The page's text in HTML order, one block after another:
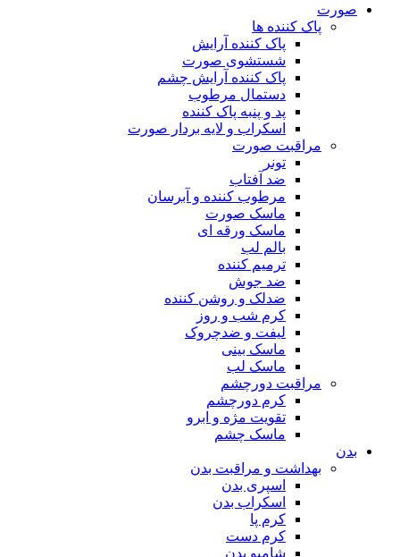
صورت
پاک کننده ها
پاک کننده آرایش
شستشوی صورت
پاک کننده آرایش چشم
دستمال مرطوب
پد و پنبه پاک کننده
اسکراب و لایه بردار صورت
مراقبت صورت
تونر
ضد آفتاب
مرطوب کننده و آبرسان
ماسک صورت
ماسک ورقه ای
بالم لب
ترمیم کننده
ضد جوش
ضدلک و روشن کننده
کرم شب و روز
لیفت و ضدچروک
ماسک بینی
ماسک لب
مراقبت دورچشم
کرم دورچشم
تقویت مژه و ابرو
ماسک چشم
بدن
بهداشت و مراقبت بدن
اسپری بدن
اسکراب بدن
کرم پا
کرم دست
شامپو بدن